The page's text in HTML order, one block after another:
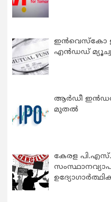
ഇന്‍വെസ്കോ
എന്‍ഡഡ്
ആർഡീ
മുതൽ
കേരള